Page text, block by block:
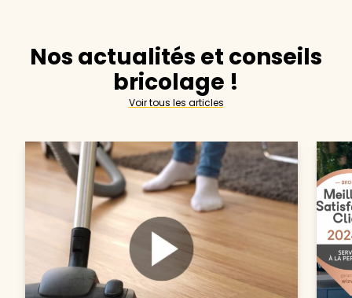
Nos actualités et conseils
bricolage !
Voir tous les articles